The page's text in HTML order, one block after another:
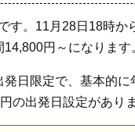
す。11月28日18時か
円～になります
日限定で、基本的に
の出発日設定がありま